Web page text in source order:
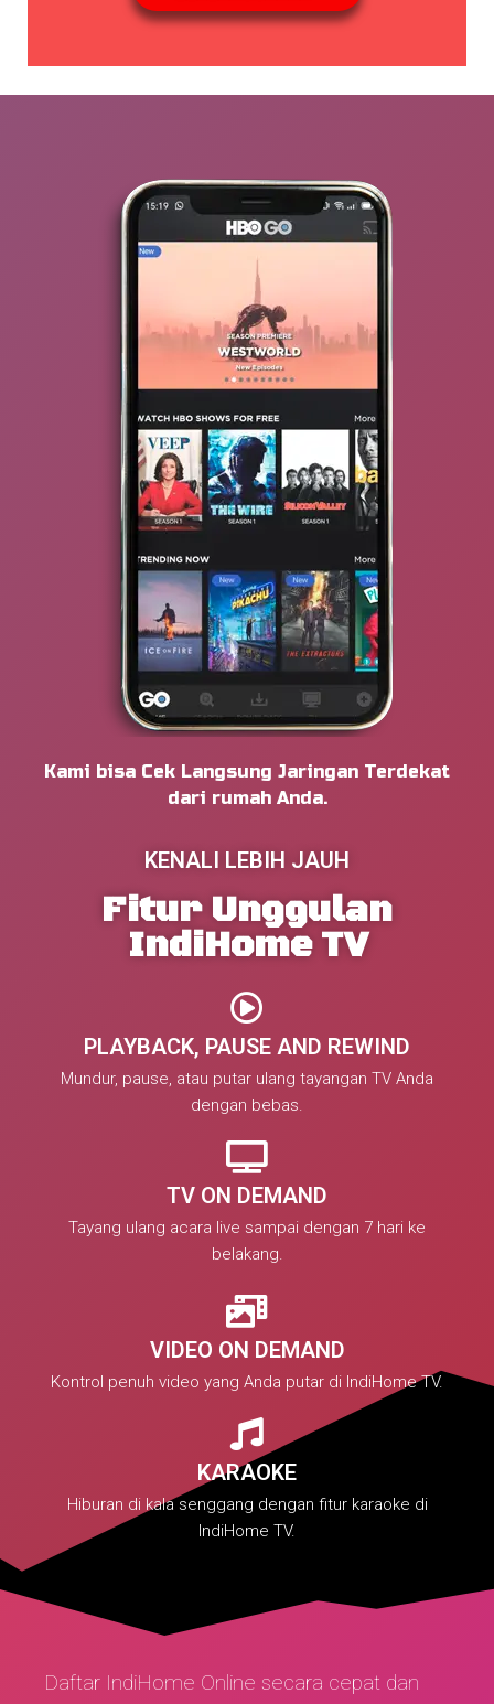
Kami bisa Cek Langsung Jaringan Terdekat
dari rumah Anda.
KENALI LEBIH JAUH
Fitur Unggulan
IndiHome TV
PLAYBACK, PAUSE AND REWIND
Mundur, pause, atau putar ulang tayangan TV Anda
dengan bebas.
TV ON DEMAND
Tayang ulang acara live sampai dengan 7 hari ke
belakang.
VIDEO ON DEMAND
Kontrol penuh video yang Anda putar di IndiHome TV.
KARAOKE
Hiburan di kala senggang dengan fitur karaoke di
IndiHome TV.
Daftar IndiHome Online secara cepat dan